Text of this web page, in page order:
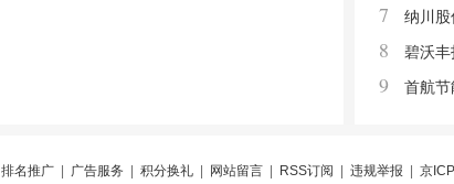
技术VS烟
7
纳川
项目投资
8
碧沃
资领域
9
首航
排名推广| 广告服务 积分换礼| 网站留言| RSS订阅 违规举报 京